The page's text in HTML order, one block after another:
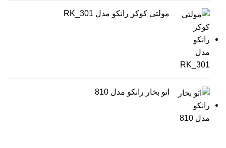
مولتی کوکر رانکو مدل RK_301
اتو بخار رانکو مدل 810